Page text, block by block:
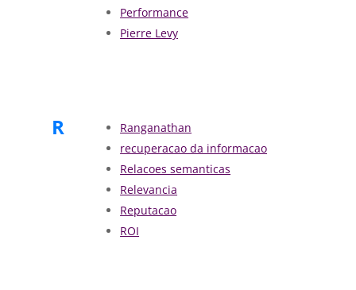
Performance
Pierre Levy
R
Ranganathan
recuperacao da informacao
Relacoes semanticas
Relevancia
Reputacao
ROI